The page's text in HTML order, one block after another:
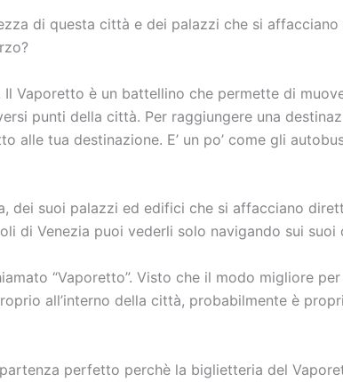
di questa città e dei palazzi che si
Vaporetto è un battellino che permette di
punti della città. Per raggiungere una
alle tua destinazione. E’ un po’ come gli
dei suoi palazzi ed edifici che si affacciano
di Venezia puoi vederli solo navigando sui suoi
“Vaporetto”. Visto che il modo migliore
all’interno della città, probabilmente è
perfetto perchè la biglietteria del